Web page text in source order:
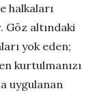
halkaları
Göz altındaki
yok eden;
kurtulmanızı
uygulanan